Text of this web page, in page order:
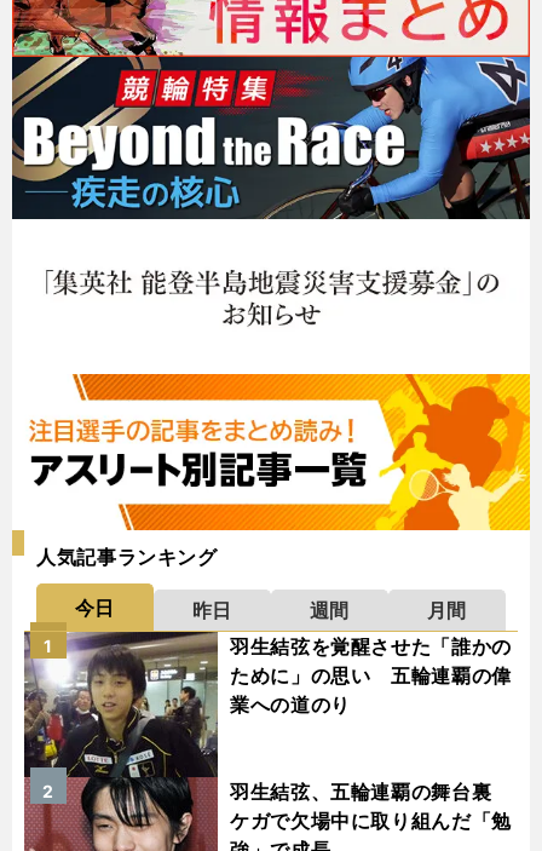
人気記事ランキング
今日 昨日 週間
月間
羽生結弦を覚醒させた「誰かの
ために」の思い 五輪連覇の偉
業への道のり
1
羽生結弦、五輪連覇の舞台裏
ケガで欠場中に取り組んだ「勉
2